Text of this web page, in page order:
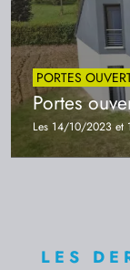
PORTES
Portes
Les 14/10/2023 et
LES